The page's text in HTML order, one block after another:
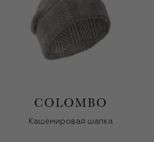
Кашемировая шапка